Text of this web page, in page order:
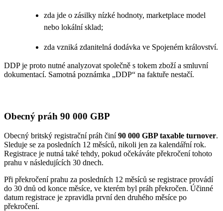
zda jde o zásilky nízké hodnoty, marketplace model
nebo lokální sklad;
zda vzniká zdanitelná dodávka ve Spojeném království.
DDP je proto nutné analyzovat společně s tokem zboží a smluvní
dokumentací. Samotná poznámka „DDP“ na faktuře nestačí.
Obecný práh 90 000 GBP
Obecný britský registrační práh činí90 000 GBP taxable turnover.
Sleduje se za posledních 12 měsíců, nikoli jen za kalendářní rok.
Registrace je nutná také tehdy, pokud očekáváte překročení tohoto
prahu v následujících 30 dnech.
Při překročení prahu za posledních 12 měsíců se registrace provádí
do 30 dnů od konce měsíce, ve kterém byl práh překročen. Účinné
datum registrace je zpravidla první den druhého měsíce po
překročení.